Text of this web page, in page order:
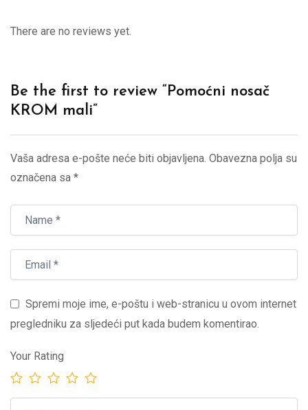
There are no reviews yet.
Be the first to review “Pomoćni nosač
KROM mali”
Vaša adresa e-pošte neće biti objavljena. Obavezna polja su
označena sa *
Spremi moje ime, e-poštu i web-stranicu u ovom internet
pregledniku za sljedeći put kada budem komentirao.
Your Rating